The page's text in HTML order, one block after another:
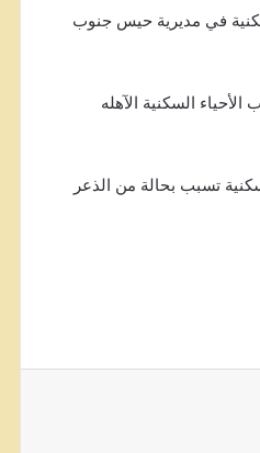
في مديرية حيس جنوب
السكنية الآهله
تسبب بحالة من الذعر